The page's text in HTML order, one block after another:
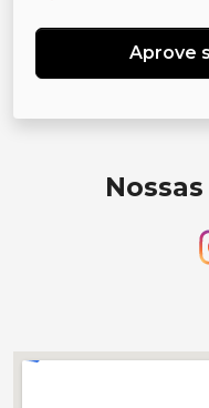
Aprove